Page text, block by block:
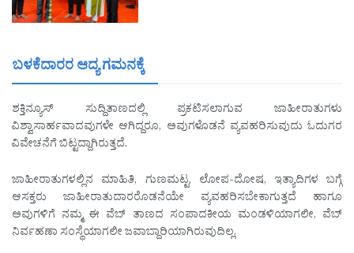
ಬಳಕೆದಾರರ ಆದ್ಯ ಗಮನಕ್ಕೆ
ಶಕ್ತಿನ್ಯೂಸ್ ಸುದ್ದಿತಾಣದಲ್ಲಿ ಪ್ರಕಟಿಸಲಾಗುವ ಜಾಹೀರಾತುಗಳು
ವಿಶ್ವಾಸಾರ್ಹವಾದವುಗಳೇ ಆಗಿದ್ದರೂ, ಅವುಗಳೊಡನೆ ವ್ಯವಹರಿಸುವುದು ಓದುಗರ
ವಿವೇಚನೆಗೆ ಬಿಟ್ಟದ್ದಾಗಿರುತ್ತದೆ.
ಜಾಹೀರಾತುಗಳಲ್ಲಿನ ಮಾಹಿತಿ, ಗುಣಮಟ್ಟ, ಲೋಪ-ದೋಷ, ಇತ್ಯಾದಿಗಳ ಬಗ್ಗೆ
ಆಸಕ್ತರು ಜಾಹೀರಾತುದಾರರೊಡನೆಯೇ ವ್ಯವಹರಿಸಬೇಕಾಗುತ್ತದೆ ಹಾಗೂ
ಅವುಗಳಿಗೆ ನಮ್ಮ ಈ ವೆಬ್ ತಾಣದ ಸಂಪಾದಕೀಯ ಮಂಡಳಿಯಾಗಲೀ, ವೆಬ್
ನಿರ್ವಹಣಾ ಸಂಸ್ಥೆಯಾಗಲೀ ಜವಾಬ್ದಾರಿಯಾಗಿರುವುದಿಲ್ಲ.